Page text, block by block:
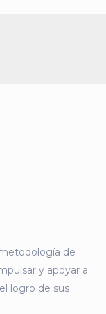
de
y apoyar a
logro de sus